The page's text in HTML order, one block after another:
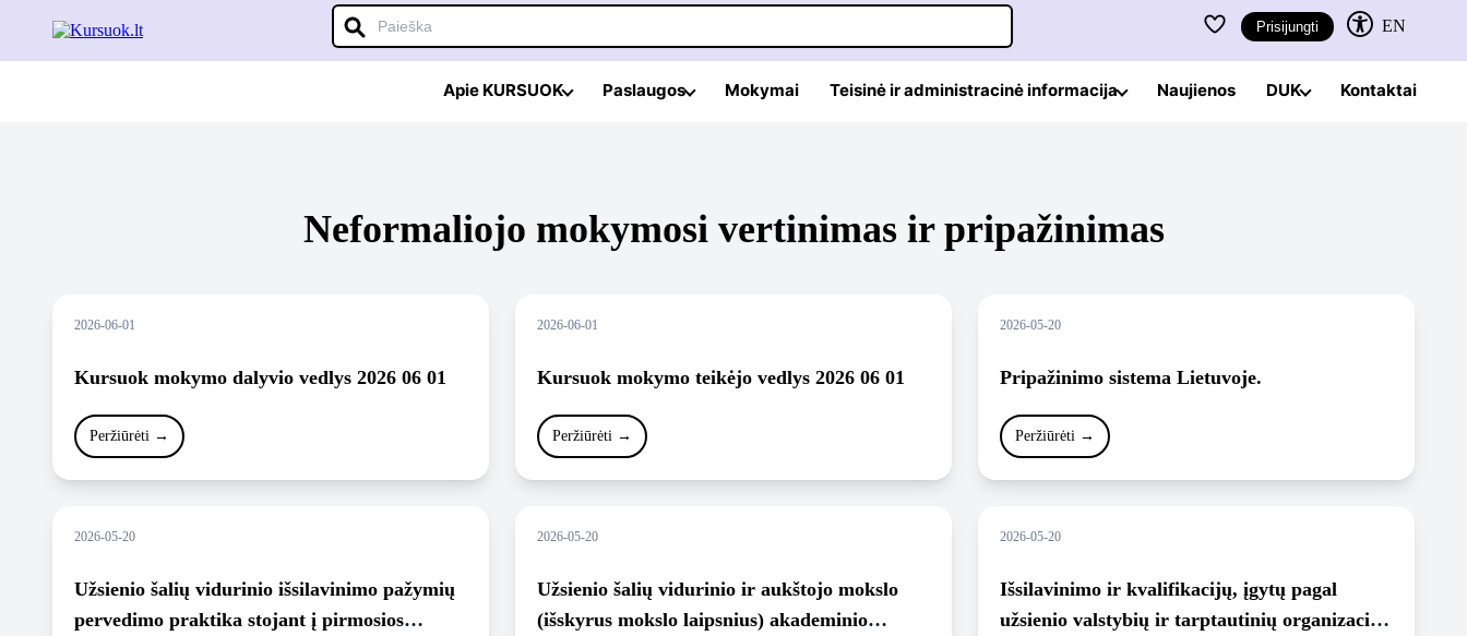
Prisijungti EN
Apie KURSUOK Paslaugos Mokymai Teisinė ir administracinė informacija Naujienos DUK Kontaktai
Neformaliojo mokymosi vertinimas ir pripažinimas
2026-06-01
Kursuok mokymo dalyvio vedlys 2026 06 01
Peržiūrėti →
2026-06-01
Kursuok mokymo teikėjo vedlys 2026 06 01
Peržiūrėti →
2026-05-20
Pripažinimo sistema Lietuvoje.
Peržiūrėti →
2026-05-20
Užsienio šalių vidurinio išsilavinimo pažymių
pervedimo praktika stojant į pirmosios
2026-05-20
Užsienio šalių vidurinio ir aukštojo mokslo
(išskyrus mokslo laipsnius) akademinio
2026-05-20
Išsilavinimo ir kvalifikacijų, įgytų pagal
užsienio valstybių ir tarptautinių organizacijų